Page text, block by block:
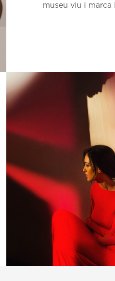
museu viu i marca